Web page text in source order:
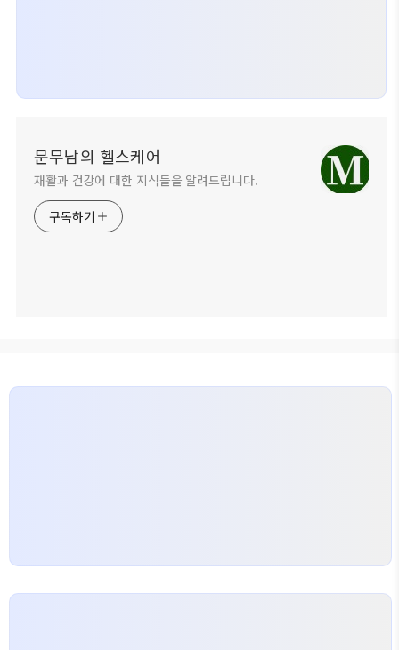
문무남의 헬스케어
재활과 건강에 대한 지식들을 알려드립니다.
구독하기